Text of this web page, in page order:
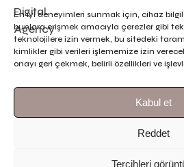
En iyi deneyimleri sunmak için, cihaz
bunlara erişmek amacıyla çerezler gibi
teknolojilere izin vermek, bu sitedeki
kimlikler gibi verileri işlememize izin
onayı geri çekmek, belirli özellikleri ve
Kabul et
Reddet
Tercihleri